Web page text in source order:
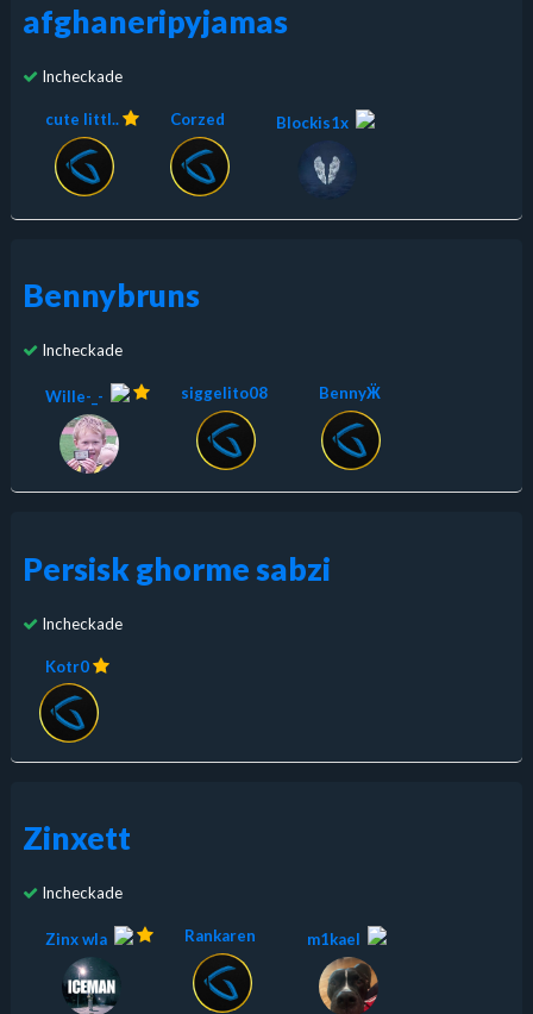
afghaneripyjamas
Incheckade
cute littl.. Corzed Blockis1x
Bennybruns
Incheckade
Wille-_- siggelito08 BennyӜ
Persisk ghorme sabzi
Incheckade
Kotr0
Zinxett
Incheckade
Zinx wla Rankaren m1kael